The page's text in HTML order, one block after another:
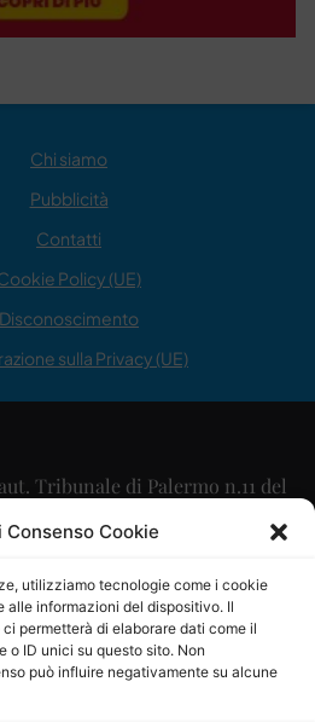
Consenso Cookie
utilizziamo tecnologie come i cookie
alle informazioni del dispositivo. Il
permetterà di elaborare dati come il
o ID unici su questo sito. Non
può influire negativamente su alcune
Chi siamo
Pubblicità
Contatti
Policy (UE)
Disconoscimento
sulla Privacy (UE)
Tribunale di Palermo n.11 del
29/09/2015
Maurizio Scaglione
Maria Calabrese